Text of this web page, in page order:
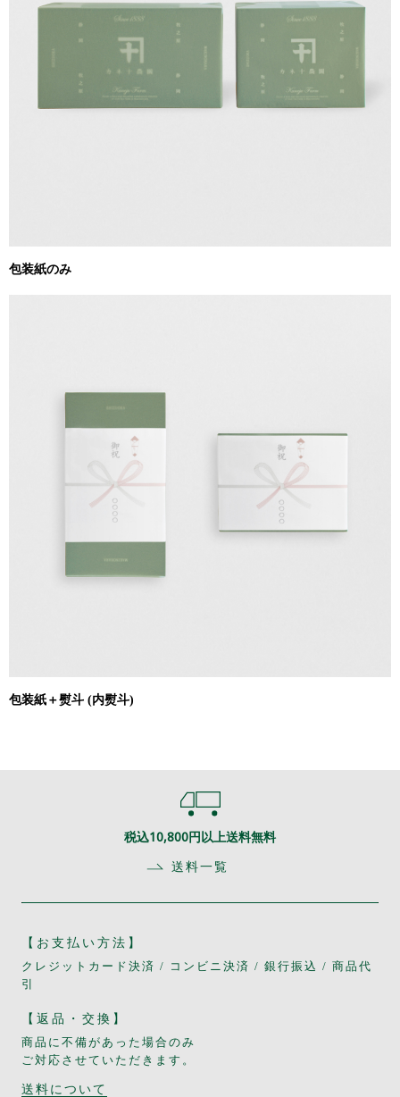
包装紙のみ
包装紙＋熨斗 (内熨斗)
税込10,800円以上送料無料
送料一覧
【お支払い方法】
クレジットカード決済 / コンビニ決済 / 銀行振込 / 商品代
引
【返品・交換】
商品に不備があった場合のみ
ご対応させていただきます。
送料について